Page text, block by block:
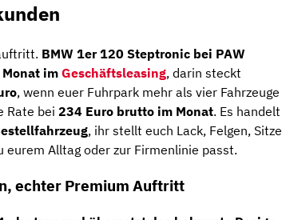
BMW 1er 120 Steptronic bei PAW
im Geschäftsleasing, darin steckt
, wenn euer Fuhrpark mehr als vier Fahrzeuge
Rate bei 234 Euro brutto im Monat. Es handelt
, ihr stellt euch Lack, Felgen, Sitze
eurem Alltag oder zur Firmenlinie passt.
echter Premium Auftritt